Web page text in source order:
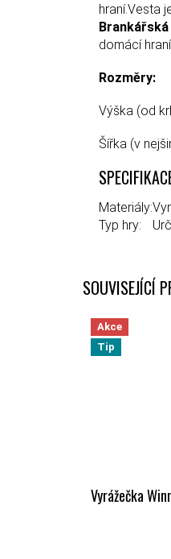
SOUVISEJÍCÍ
Akce
Tip
Vyrážečka
Průměrné
hraní.Vesta
domácí
Rozměry:
Výška (od
Šířka (v
Materiály:
Typ hry: